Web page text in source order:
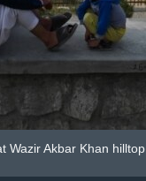
Wazir Akbar Khan